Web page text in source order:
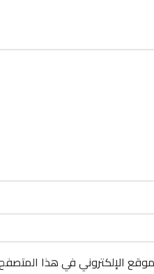
الإلكتروني في هذا